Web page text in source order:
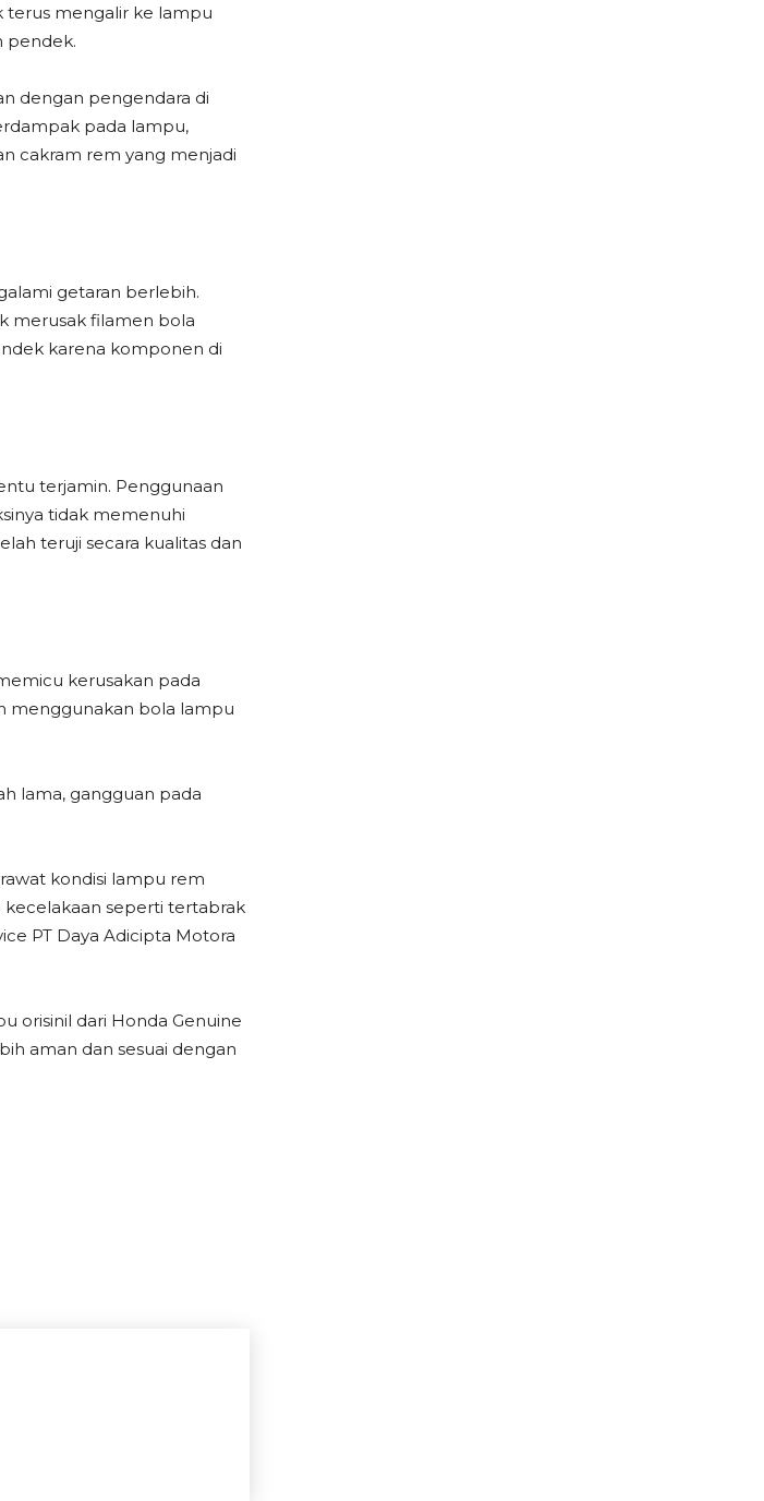
terus mengalir ke lampu
pendek.
dengan pengendara di
pada lampu,
cakram rem yang menjadi
getaran berlebih.
merusak filamen bola
karena komponen di
terjamin. Penggunaan
tidak memenuhi
teruji secara kualitas dan
kerusakan pada
menggunakan bola lampu
lama, gangguan pada
kondisi lampu rem
kecelakaan seperti tertabrak
PT Daya Adicipta Motora
orisinil dari Honda Genuine
aman dan sesuai dengan